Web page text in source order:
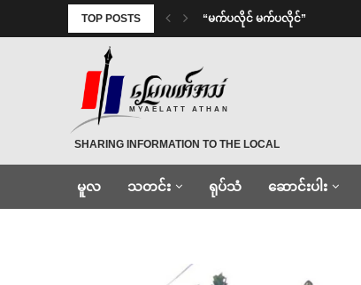
TOP POSTS ⁨ ⁨“မက်ပလိုင် မက်ပလိုင်”
MYAELATT ATHAN
SHARING INFORMATION TO THE LOCAL
မူလ သတင်း ရုပ်သံ ဆောင်းပါး
Home မသုံရွာ